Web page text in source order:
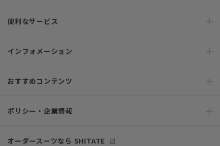
便利なサービス
インフォメーション
おすすめコンテンツ
ポリシー・企業情報
オーダースーツなら SHITATE